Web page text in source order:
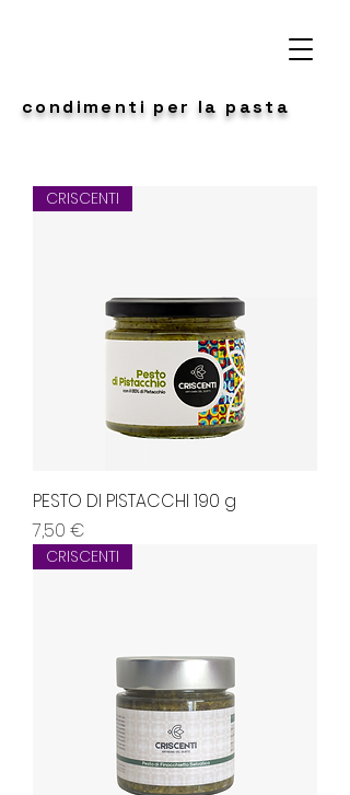
condimenti per la pasta
CRISCENTI
PESTO DI PISTACCHI 190 g
Prezzo
7,50 €
CRISCENTI